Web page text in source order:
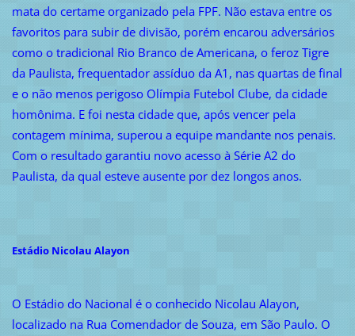
mata do certame organizado pela FPF. Não estava entre os
favoritos para subir de divisão, porém encarou adversários
como o tradicional Rio Branco de Americana, o feroz Tigre
da Paulista, frequentador assíduo da A1, nas quartas de final
e o não menos perigoso Olímpia Futebol Clube, da cidade
homônima. E foi nesta cidade que, após vencer pela
contagem mínima, superou a equipe mandante nos penais.
Com o resultado garantiu novo acesso à Série A2 do
Paulista, da qual esteve ausente por dez longos anos.
Estádio Nicolau Alayon
O Estádio do Nacional é o conhecido Nicolau Alayon,
localizado na Rua Comendador de Souza, em São Paulo. O